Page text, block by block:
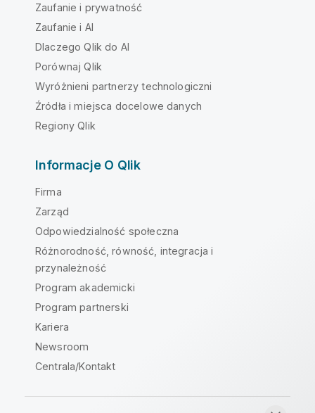
Zaufanie i prywatność
Zaufanie i AI
Dlaczego Qlik do AI
Porównaj Qlik
Wyróżnieni partnerzy technologiczni
Źródła i miejsca docelowe danych
Regiony Qlik
Informacje O Qlik
Firma
Zarząd
Odpowiedzialność społeczna
Różnorodność, równość, integracja i
przynależność
Program akademicki
Program partnerski
Kariera
Newsroom
Centrala/Kontakt